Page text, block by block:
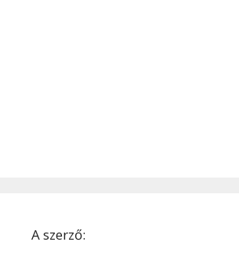
A szerző: